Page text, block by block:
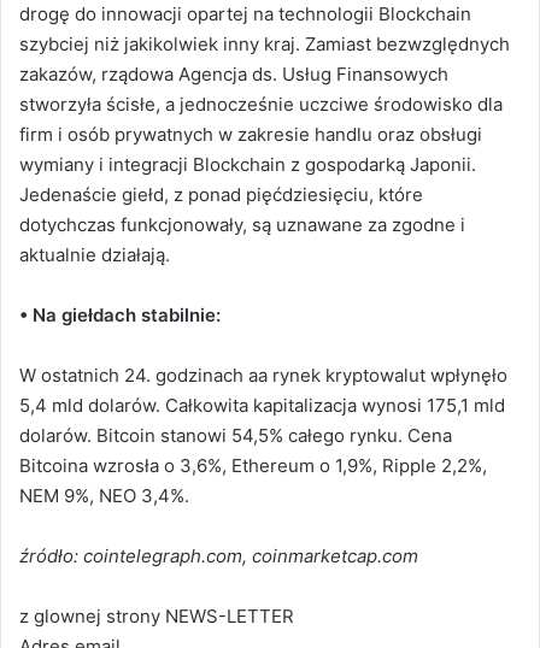
drogę do innowacji opartej na technologii Blockchain
szybciej niż jakikolwiek inny kraj. Zamiast bezwzględnych
zakazów, rządowa Agencja ds. Usług Finansowych
stworzyła ścisłe, a jednocześnie uczciwe środowisko dla
firm i osób prywatnych w zakresie handlu oraz obsługi
wymiany i integracji Blockchain z gospodarką Japonii.
Jedenaście giełd, z ponad pięćdziesięciu, które
dotychczas funkcjonowały, są uznawane za zgodne i
aktualnie działają.
• Na giełdach stabilnie:
W ostatnich 24. godzinach aa rynek kryptowalut wpłynęło
5,4 mld dolarów. Całkowita kapitalizacja wynosi 175,1 mld
dolarów. Bitcoin stanowi 54,5% całego rynku. Cena
Bitcoina wzrosła o 3,6%, Ethereum o 1,9%, Ripple 2,2%,
NEM 9%, NEO 3,4%.
źródło: cointelegraph.com, coinmarketcap.com
z glownej strony NEWS-LETTER